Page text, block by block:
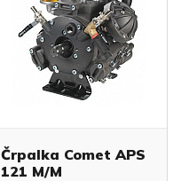
Črpalka Comet APS
121 M/M